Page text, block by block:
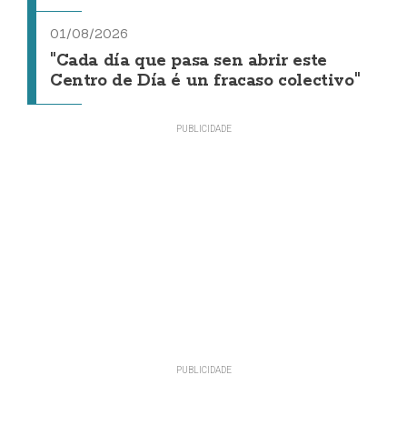
01/08/2026
"Cada día que pasa sen abrir este
Centro de Día é un fracaso colectivo"